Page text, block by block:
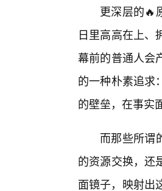
更深层的🔥
日里高高在上、
幕前的普通人会
的一种朴素追求
的壁垒，在事实
而那些所谓
的资源交换，还
面镜子，映射出